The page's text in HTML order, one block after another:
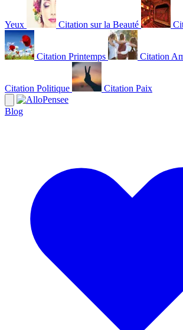
Yeux Citation sur la Beauté
Citation Printemps Citation
Citation Politique Citation Paix
Blog